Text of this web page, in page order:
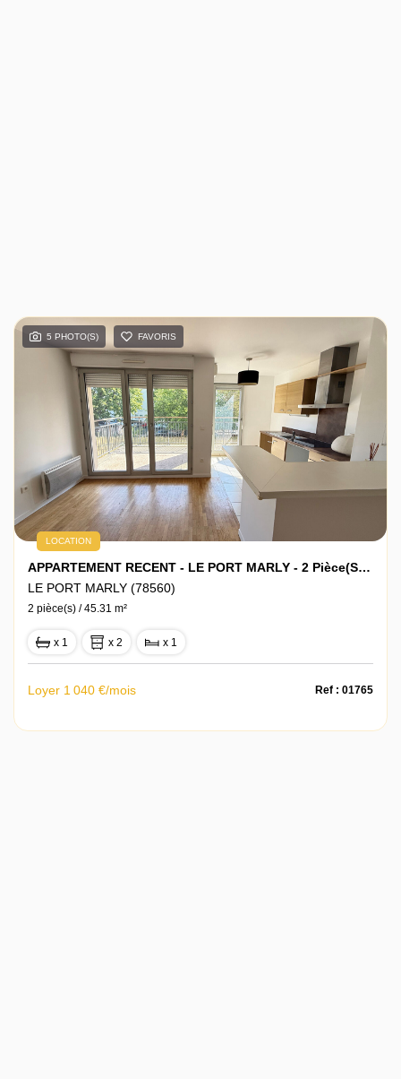
5 PHOTO(S) FAVORIS
LOCATION
APPARTEMENT RECENT - LE PORT MARLY - 2 Pièce(s) - 45.31 M2
LE PORT MARLY (78560)
2 pièce(s) / 45.31 m²
x 1 x 2 x 1
Loyer 1 040 €/mois Ref : 01765